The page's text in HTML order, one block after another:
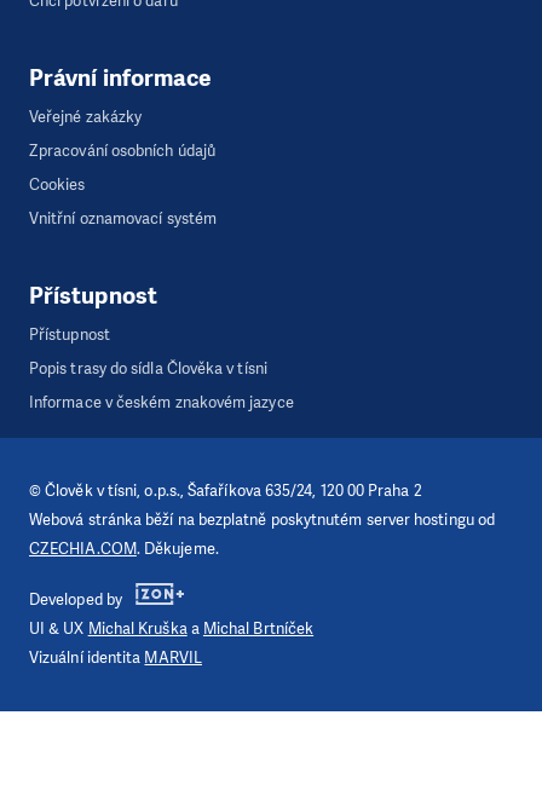
Právní informace
Veřejné zakázky
Zpracování osobních údajů
Cookies
Vnitřní oznamovací systém
Přístupnost
Přístupnost
Popis trasy do sídla Člověka v tísni
Informace v českém znakovém jazyce
©Člověk v tísni, o.p.s., Šafaříkova 635/24, 120 00 Praha 2
Webová stránka běží na bezplatně poskytnutém server hostingu od
CZECHIA.COM. Děkujeme.
Developed by
UI & UX Michal Kruškaa Michal Brtníček
Vizuální identita MARVIL